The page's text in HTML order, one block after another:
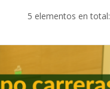
5 elementos en total: